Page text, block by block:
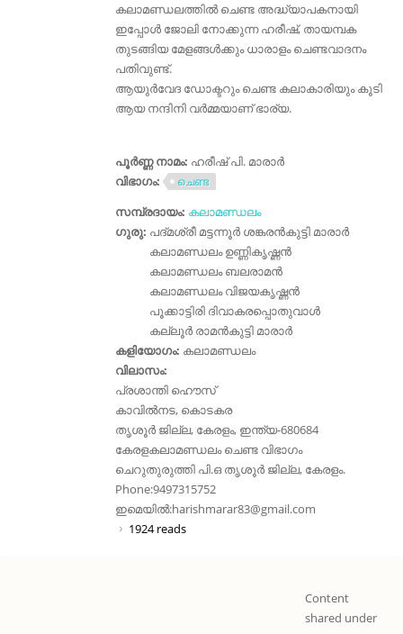
കലാമണ്ഡലത്തിൽ ചെണ്ട അദ്ധ്യാപകനായി
ഇപ്പോൾ ജോലി നോക്കുന്ന ഹരീഷ്, തായമ്പക
തുടങ്ങിയ മേളങ്ങൾക്കും ധാരാളം ചെണ്ടവാദനം
പതിവുണ്ട്.
ആയുർ‌വേദ ഡോക്ടറും ചെണ്ട കലാകാരിയും കൂടി
ആയ നന്ദിനി വർമ്മയാണ് ഭാര്യ.
പൂർണ്ണ നാമം: ഹരീഷ് പി. മാരാർ
വിഭാഗം:
ചെണ്ട
സമ്പ്രദായം: കലാമണ്ഡലം
ഗുരു: പദ്മശ്രീ മട്ടന്നൂർ ശങ്കരൻകുട്ടി മാരാർ
കലാമണ്ഡലം ഉണ്ണികൃഷ്ണൻ
കലാമണ്ഡലം ബലരാമൻ
കലാമണ്ഡലം വിജയകൃഷ്ണൻ
പൂക്കാട്ടിരി ദിവാകരപ്പൊതുവാൾ
കല്ലൂർ രാമൻകുട്ടി മാരാർ
കളിയോഗം: കലാമണ്ഡലം
വിലാസം:
പ്രശാന്തി ഹൌസ്
കാവിൽ‌നട, കൊടകര
തൃശൂർ ജില്ല, കേരളം, ഇന്ത്യ-680684
കേരളകലാമണ്ഡലം ചെണ്ട വിഭാഗം
ചെറുതുരുത്തി പി.ഒ തൃശൂർ ജില്ല, കേരളം.
Phone:9497315752
ഇമെയിൽ:harishmarar83@gmail.com
1924 reads
Content
shared under